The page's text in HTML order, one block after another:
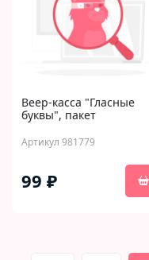
Веер-касса "Гласные
буквы", пакет
Артикул 981779
99 ₽